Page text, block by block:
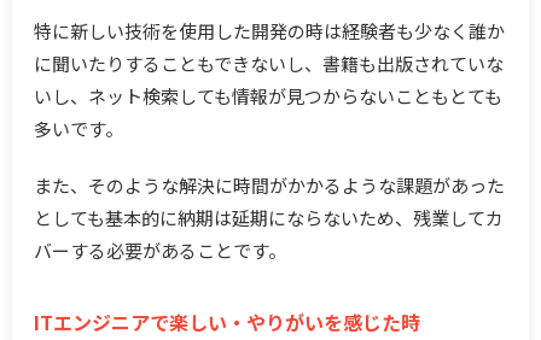
特に新しい技術を使用した開発の時は経験者も少なく誰か
に聞いたりすることもできないし、書籍も出版されていな
いし、ネット検索しても情報が見つからないこともとても
多いです。
また、そのような解決に時間がかかるような課題があった
としても基本的に納期は延期にならないため、残業してカ
バーする必要があることです。
ITエンジニアで楽しい・やりがいを感じた時